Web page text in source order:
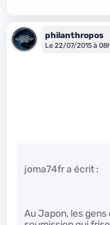
philanthropos
Le 22/07/2015 à
joma74fr a écrit :
Au Japon, les